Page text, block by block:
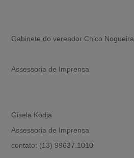
Gabinete do vereador Chico Nogueira
Assessoria de Imprensa
Gisela Kodja
Assessoria de Imprensa
contato: (13) 99637.1010